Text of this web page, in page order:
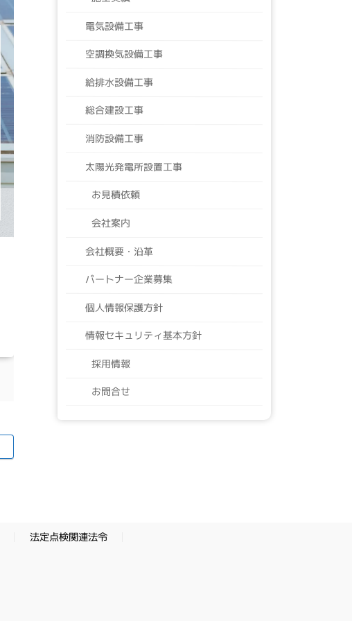
電気設備工事
空調換気設備工事
給排水設備工事
総合建設工事
消防設備工事
太陽光発電所設置工事
お見積依頼
会社案内
会社概要・沿革
パートナー企業募集
個人情報保護方針
情報セキュリティ基本方針
採用情報
お問合せ
法定点検関連法令